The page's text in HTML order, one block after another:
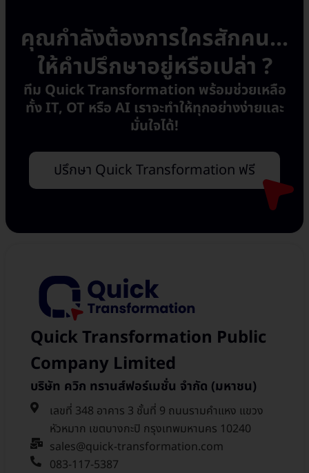
คุณกำลังต้องการใครสักคน...
ให้คำปรึกษาอยู่หรือเปล่า ?
ทีม Quick Transformation พร้อมช่วยเหลือ
ทั้ง IT, OT หรือ AI เราจะทำให้ทุกอย่างง่ายและ
มั่นใจได้!
ปรึกษา Quick Transformation ฟรี
Quick Transformation Public
Company Limited
บริษัท ควิก ทรานส์ฟอร์เมชั่น จำกัด (มหาชน)
เลขที่ 348 อาคาร 3 ชั้นที่ 9 ถนนรามคำแหง แขวง
หัวหมาก เขตบางกะปิ กรุงเทพมหานคร 10240
sales@quick-transformation.com​
083-117-5387